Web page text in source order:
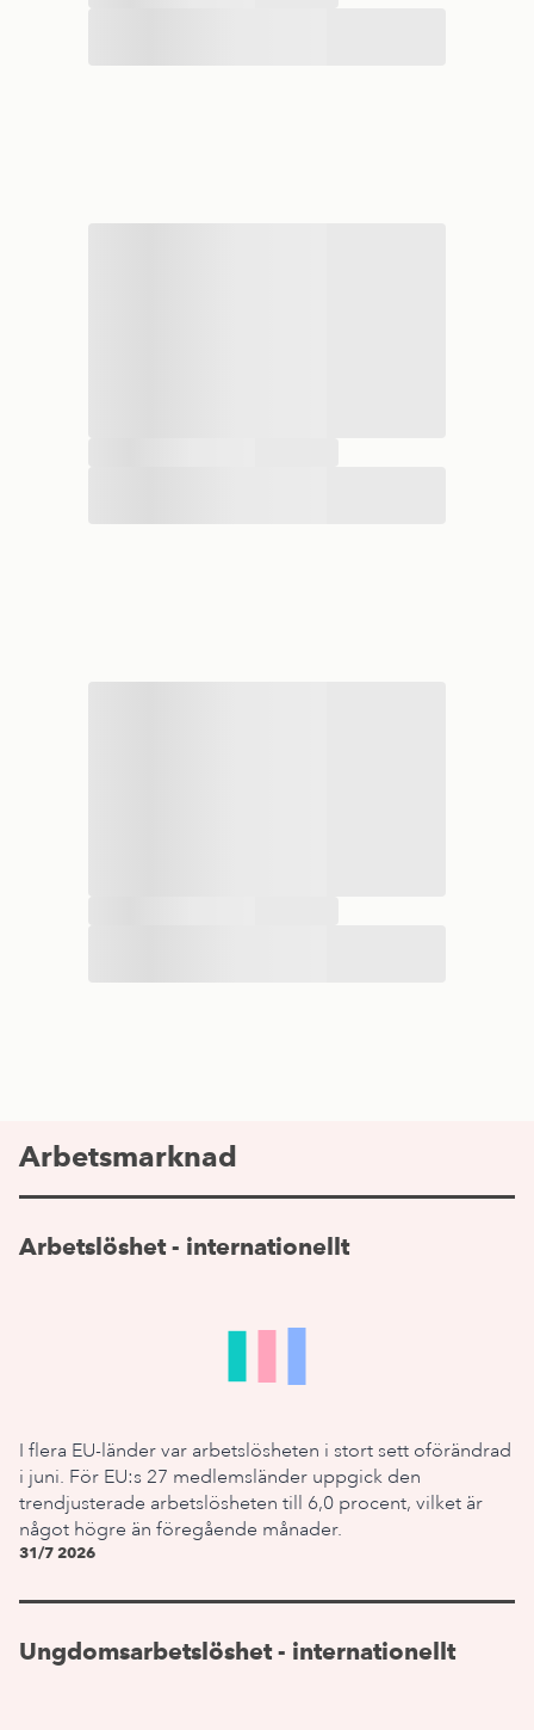
Arbetsmarknad
Arbetslöshet - internationellt
I flera EU-länder var arbetslösheten i stort sett oförändrad
i juni. För EU:s 27 medlemsländer uppgick den
trendjusterade arbetslösheten till 6,0 procent, vilket är
något högre än föregående månader.
31/7 2026
Ungdomsarbetslöshet - internationellt